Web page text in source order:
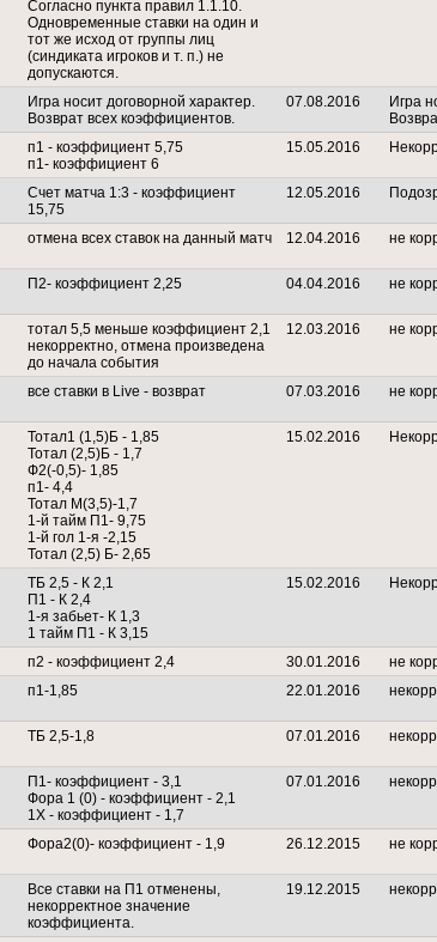
Согласно пункта правил 1.1.10.
Одновременные ставки на один и
тот же исход от группы лиц
(синдиката игроков и т. п.) не
допускаются.
Игра носит договорной характер.
Возврат всех коэффициентов.
07.08.2016
Игра
п1 - коэффициент 5,75
п1- коэффициент 6
15.05.2016
Счет матча 1:3 - коэффициент
15,75
12.05.2016
отмена всех ставок на данный матч 12.04.2016 не
П2- коэффициент 2,25 04.04.2016 не
тотал 5,5 меньше коэффициент 2,1
некорректно, отмена произведена
до начала события
12.03.2016 не
все ставки в Live - возврат 07.03.2016 не
Тотал1 (1,5)Б - 1,85
Тотал (2,5)Б - 1,7
Ф2(-0,5)- 1,85
п1- 4,4
Тотал М(3,5)-1,7
1-й тайм П1- 9,75
1-й гол 1-я -2,15
Тотал (2,5) Б- 2,65
15.02.2016
ТБ 2,5 - К 2,1
П1 - К 2,4
1-я забьет- К 1,3
1 тайм П1 - К 3,15
15.02.2016
п2 - коэффициент 2,4 30.01.2016
не
п1-1,85 22.01.2016
ТБ 2,5-1,8 07.01.2016
П1- коэффициент - 3,1
Фора 1 (0) - коэффициент - 2,1
1Х - коэффициент - 1,7
07.01.2016
Фора2(0)- коэффициент - 1,9 26.12.2015 не
Все ставки на П1 отменены,
некорректное значение
коэффициента.
19.12.2015